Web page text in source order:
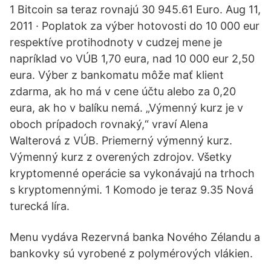
1 Bitcoin sa teraz rovnajú 30 945.61 Euro. Aug 11,
2011 · Poplatok za výber hotovosti do 10 000 eur
respektíve protihodnoty v cudzej mene je
napríklad vo VÚB 1,70 eura, nad 10 000 eur 2,50
eura. Výber z bankomatu môže mať klient
zdarma, ak ho má v cene účtu alebo za 0,20
eura, ak ho v balíku nemá. „Výmenný kurz je v
oboch prípadoch rovnaký,“ vraví Alena
Walterová z VÚB. Priemerný výmenný kurz.
Výmenný kurz z overených zdrojov. Všetky
kryptomenné operácie sa vykonávajú na trhoch
s kryptomennými. 1 Komodo je teraz 9.35 Nová
turecká líra.
Menu vydáva Rezervná banka Nového Zélandu a
bankovky sú vyrobené z polymérových vlákien.